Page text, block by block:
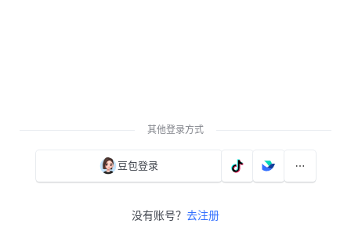
其他登录方式
豆包登录
没有账号？ 去注册